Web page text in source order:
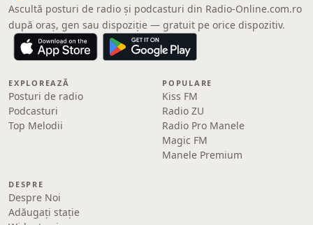
Ascultă posturi de radio și podcasturi din Radio-Online.com.ro
după oraș, gen sau dispoziție — gratuit pe orice dispozitiv.
EXPLOREAZĂ
Posturi de radio
Podcasturi
Top Melodii
POPULARE
Kiss FM
Radio ZU
Radio Pro Manele
Magic FM
Manele Premium
DESPRE
Despre Noi
Adăugați stație